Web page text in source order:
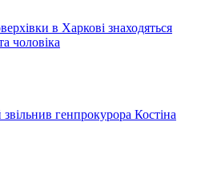
в Харкові знаходяться
чоловіка
генпрокурора Костіна